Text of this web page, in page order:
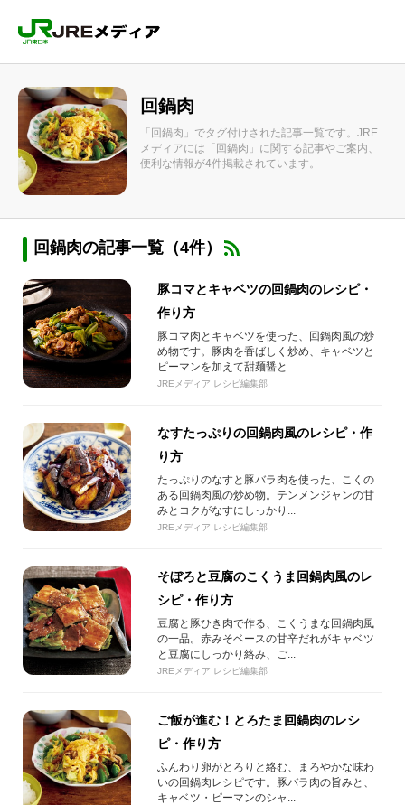
回鍋肉
「回鍋肉」でタグ付けされた記事一覧です。JRE
メディアには「回鍋肉」に関する記事やご案内、
便利な情報が4件掲載されています。
回鍋肉の記事一覧（4件）
豚コマとキャベツの回鍋肉のレシピ・
作り方
豚コマ肉とキャベツを使った、回鍋肉風の炒
め物です。豚肉を香ばしく炒め、キャベツと
ピーマンを加えて甜麺醤と...
JREメディア レシピ編集部
なすたっぷりの回鍋肉風のレシピ・作
り方
たっぷりのなすと豚バラ肉を使った、こくの
ある回鍋肉風の炒め物。テンメンジャンの甘
みとコクがなすにしっかり...
JREメディア レシピ編集部
そぼろと豆腐のこくうま回鍋肉風のレ
シピ・作り方
豆腐と豚ひき肉で作る、こくうまな回鍋肉風
の一品。赤みそベースの甘辛だれがキャベツ
と豆腐にしっかり絡み、ご...
JREメディア レシピ編集部
ご飯が進む！とろたま回鍋肉のレシ
ピ・作り方
ふんわり卵がとろりと絡む、まろやかな味わ
いの回鍋肉レシピです。豚バラ肉の旨みと、
キャベツ・ピーマンのシャ...